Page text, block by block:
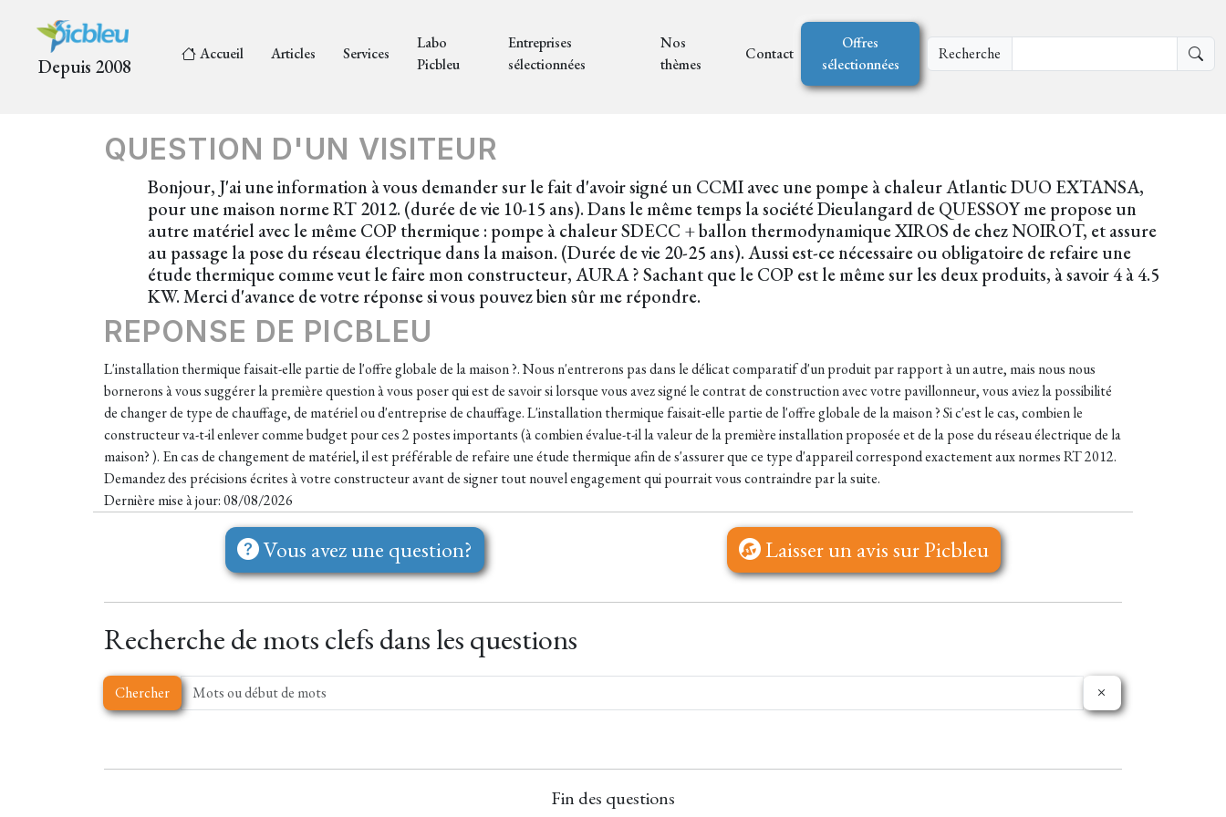
Depuis 2008
Accueil Articles Services
Labo
Picbleu
Entreprises
sélectionnées
Nos
thèmes
Contact
Offres
sélectionnées
Recherche
QUESTION D'UN VISITEUR
Bonjour, J'ai une information à vous demander sur le fait d'avoir signé un CCMI avec une pompe à chaleur Atlantic DUO EXTANSA,
pour une maison norme RT 2012. (durée de vie 10-15 ans). Dans le même temps la société Dieulangard de QUESSOY me propose un
autre matériel avec le même COP thermique : pompe à chaleur SDECC + ballon thermodynamique XIROS de chez NOIROT, et assure
au passage la pose du réseau électrique dans la maison. (Durée de vie 20-25 ans). Aussi est-ce nécessaire ou obligatoire de refaire une
étude thermique comme veut le faire mon constructeur, AURA ? Sachant que le COP est le même sur les deux produits, à savoir 4 à 4.5
KW. Merci d'avance de votre réponse si vous pouvez bien sûr me répondre.
REPONSE DE PICBLEU
L'installation thermique faisait-elle partie de l'offre globale de la maison ?. Nous n'entrerons pas dans le délicat comparatif d'un produit par rapport à un autre, mais nous nous
bornerons à vous suggérer la première question à vous poser qui est de savoir si lorsque vous avez signé le contrat de construction avec votre pavillonneur, vous aviez la possibilité
de changer de type de chauffage, de matériel ou d'entreprise de chauffage. L'installation thermique faisait-elle partie de l'offre globale de la maison ? Si c'est le cas, combien le
constructeur va-t-il enlever comme budget pour ces 2 postes importants (à combien évalue-t-il la valeur de la première installation proposée et de la pose du réseau électrique de la
maison? ). En cas de changement de matériel, il est préférable de refaire une étude thermique afin de s'assurer que ce type d'appareil correspond exactement aux normes RT 2012.
Demandez des précisions écrites à votre constructeur avant de signer tout nouvel engagement qui pourrait vous contraindre par la suite.
Dernière mise à jour: 08/08/2026
Vous avez une question? Laisser un avis sur Picbleu
Recherche de mots clefs dans les questions
Chercher
Fin des questions